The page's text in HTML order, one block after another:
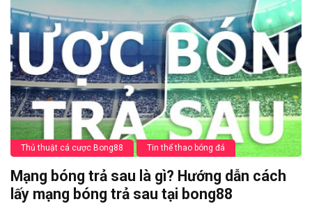
Thủ thuật cá cược Bong88 Tin thể thao bóng đá
Mạng bóng trả sau là gì? Hướng dẫn cách
lấy mạng bóng trả sau tại bong88